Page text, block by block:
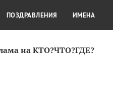
на КТО?ЧТО?ГДЕ?
КРАСОТА
ПОЗДРАВЛЕНИЯ ИМЕНА